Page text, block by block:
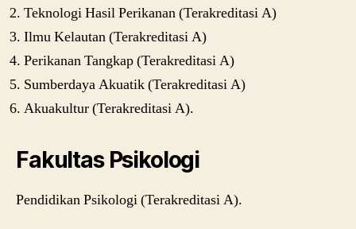
Teknologi Hasil Perikanan (Terakreditasi A)
Ilmu Kelautan (Terakreditasi A)
Perikanan Tangkap (Terakreditasi A)
Sumberdaya Akuatik (Terakreditasi A)
Akuakultur (Terakreditasi A).
Fakultas Psikologi
Pendidikan Psikologi (Terakreditasi A).